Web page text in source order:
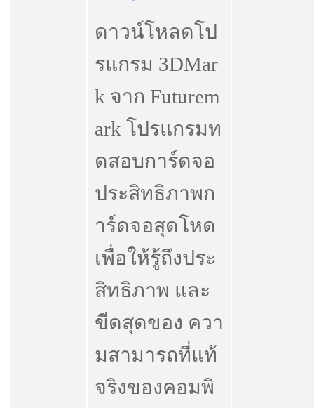
ดาวน์โหลดโป
รแกรม 3DMar
k จาก Futurem
ark โปรแกรมท
ดสอบการ์ดจอ
ประสิทธิภาพก
าร์ดจอสุดโหด
เพื่อให้รู้ถึงประ
สิทธิภาพ และ
ขีดสุดของ ควา
มสามารถที่แท้
จริงของคอมพิ